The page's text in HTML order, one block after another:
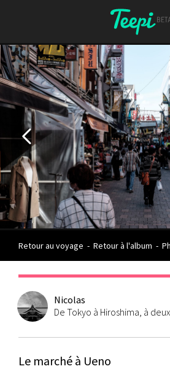
Retour au voyage - Retour à l'album -
Nicolas
De Tokyo à Hiroshima, à
Le marché à Ueno